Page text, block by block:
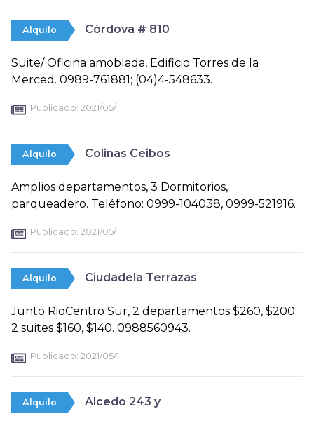
Alquilo Córdova # 810
Suite/ Oficina amoblada, Edificio Torres de la
Merced. 0989-761881; (04)4-548633.
Publicado: 2021/05/1
Alquilo Colinas Ceibos
Amplios departamentos, 3 Dormitorios,
parqueadero. Teléfono: 0999-104038, 0999-521916.
Publicado: 2021/05/1
Alquilo Ciudadela Terrazas
Junto RioCentro Sur, 2 departamentos $260, $200;
2 suites $160, $140. 0988560943.
Publicado: 2021/05/1
Alquilo Alcedo 243 y